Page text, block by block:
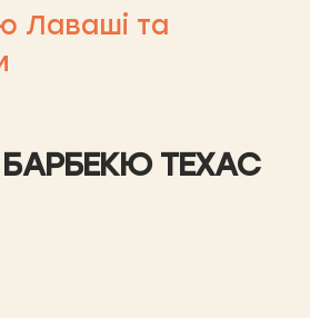
Лаваші та
ТЕХАС